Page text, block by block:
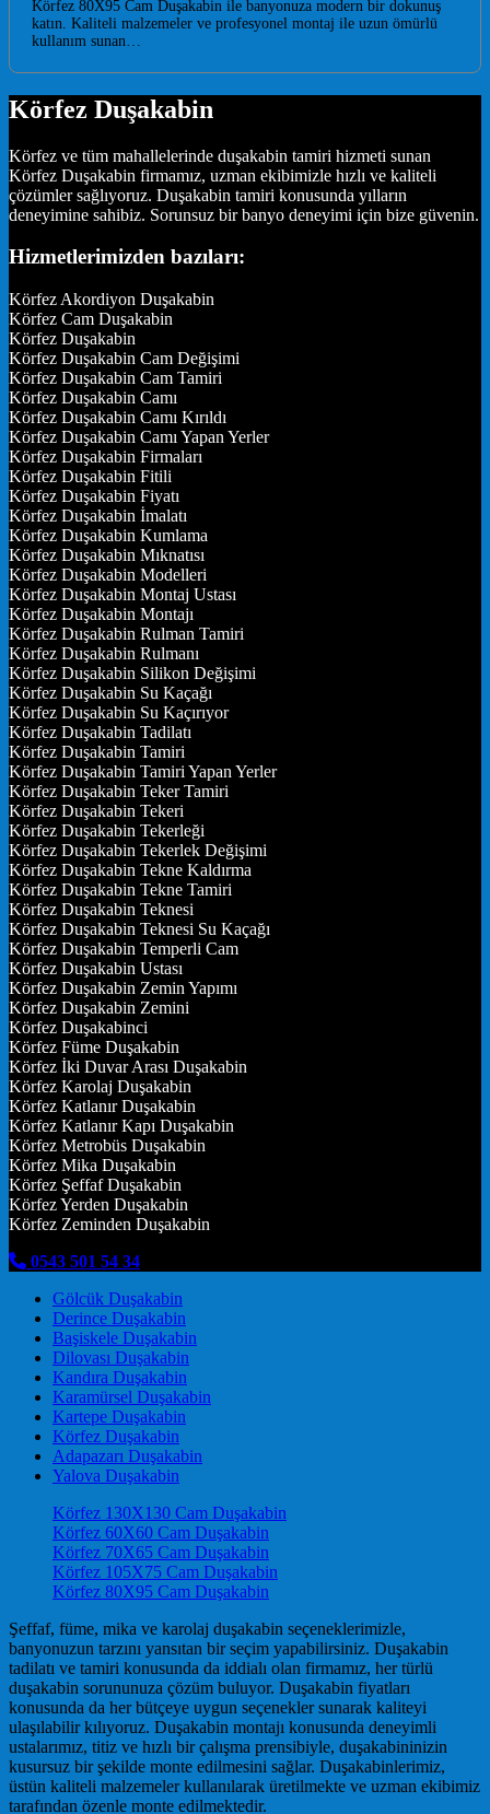
Körfez 80X95 Cam Duşakabin ile banyonuza modern bir dokunuş
katın. Kaliteli malzemeler ve profesyonel montaj ile uzun ömürlü
kullanım sunan…
Körfez Duşakabin
Körfez ve tüm mahallelerinde duşakabin tamiri hizmeti sunan
Körfez Duşakabin firmamız, uzman ekibimizle hızlı ve kaliteli
çözümler sağlıyoruz. Duşakabin tamiri konusunda yılların
deneyimine sahibiz. Sorunsuz bir banyo deneyimi için bize güvenin.
Hizmetlerimizden bazıları:
Körfez Akordiyon Duşakabin
Körfez Cam Duşakabin
Körfez Duşakabin
Körfez Duşakabin Cam Değişimi
Körfez Duşakabin Cam Tamiri
Körfez Duşakabin Camı
Körfez Duşakabin Camı Kırıldı
Körfez Duşakabin Camı Yapan Yerler
Körfez Duşakabin Firmaları
Körfez Duşakabin Fitili
Körfez Duşakabin Fiyatı
Körfez Duşakabin İmalatı
Körfez Duşakabin Kumlama
Körfez Duşakabin Mıknatısı
Körfez Duşakabin Modelleri
Körfez Duşakabin Montaj Ustası
Körfez Duşakabin Montajı
Körfez Duşakabin Rulman Tamiri
Körfez Duşakabin Rulmanı
Körfez Duşakabin Silikon Değişimi
Körfez Duşakabin Su Kaçağı
Körfez Duşakabin Su Kaçırıyor
Körfez Duşakabin Tadilatı
Körfez Duşakabin Tamiri
Körfez Duşakabin Tamiri Yapan Yerler
Körfez Duşakabin Teker Tamiri
Körfez Duşakabin Tekeri
Körfez Duşakabin Tekerleği
Körfez Duşakabin Tekerlek Değişimi
Körfez Duşakabin Tekne Kaldırma
Körfez Duşakabin Tekne Tamiri
Körfez Duşakabin Teknesi
Körfez Duşakabin Teknesi Su Kaçağı
Körfez Duşakabin Temperli Cam
Körfez Duşakabin Ustası
Körfez Duşakabin Zemin Yapımı
Körfez Duşakabin Zemini
Körfez Duşakabinci
Körfez Füme Duşakabin
Körfez İki Duvar Arası Duşakabin
Körfez Karolaj Duşakabin
Körfez Katlanır Duşakabin
Körfez Katlanır Kapı Duşakabin
Körfez Metrobüs Duşakabin
Körfez Mika Duşakabin
Körfez Şeffaf Duşakabin
Körfez Yerden Duşakabin
Körfez Zeminden Duşakabin
0543 501 54 34
Gölcük Duşakabin
Derince Duşakabin
Başiskele Duşakabin
Dilovası Duşakabin
Kandıra Duşakabin
Karamürsel Duşakabin
Kartepe Duşakabin
Körfez Duşakabin
Adapazarı Duşakabin
Yalova Duşakabin
Körfez 130X130 Cam Duşakabin
Körfez 60X60 Cam Duşakabin
Körfez 70X65 Cam Duşakabin
Körfez 105X75 Cam Duşakabin
Körfez 80X95 Cam Duşakabin
Şeffaf, füme, mika ve karolaj duşakabin seçeneklerimizle,
banyonuzun tarzını yansıtan bir seçim yapabilirsiniz. Duşakabin
tadilatı ve tamiri konusunda da iddialı olan firmamız, her türlü
duşakabin sorununuza çözüm buluyor. Duşakabin fiyatları
konusunda da her bütçeye uygun seçenekler sunarak kaliteyi
ulaşılabilir kılıyoruz. Duşakabin montajı konusunda deneyimli
ustalarımız, titiz ve hızlı bir çalışma prensibiyle, duşakabininizin
kusursuz bir şekilde monte edilmesini sağlar. Duşakabinlerimiz,
üstün kaliteli malzemeler kullanılarak üretilmekte ve uzman ekibimiz
tarafından özenle monte edilmektedir.